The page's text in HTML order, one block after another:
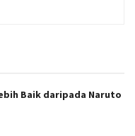
Baik daripada Naruto